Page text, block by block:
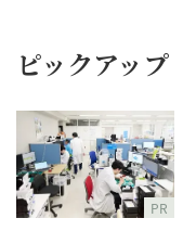
ピックアップ
PR